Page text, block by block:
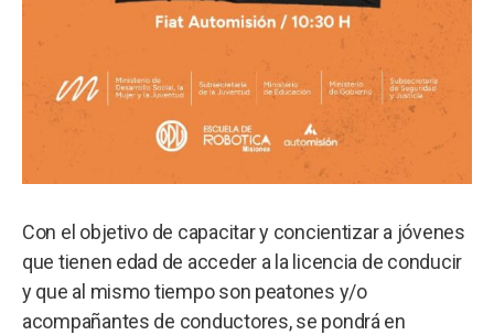
Con el objetivo de capacitar y concientizar a jóvenes
que tienen edad de acceder a la licencia de conducir
y que al mismo tiempo son peatones y/o
acompañantes de conductores, se pondrá en